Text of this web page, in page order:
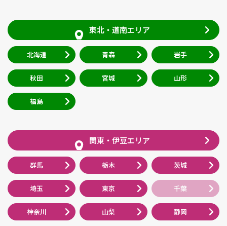
東北・道南エリア
北海道 青森 岩手
秋田 宮城 山形
福島
関東・伊豆エリア
群馬 栃木 茨城
埼玉 東京 千葉
神奈川 山梨 静岡